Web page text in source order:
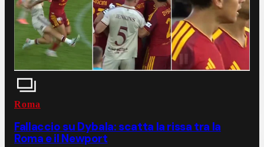
Roma
Fallaccio su Dybala: scatta la rissa tra la
Roma e il Newport